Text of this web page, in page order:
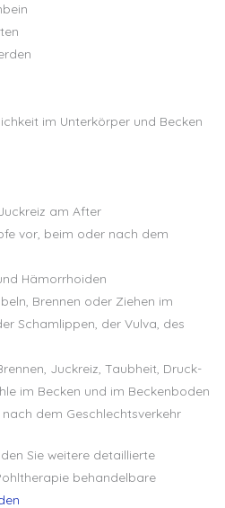
im Unterkörper und Becken
am After
vor, beim oder nach dem
Hämorrhoiden
Brennen oder Ziehen im
Schamlippen, der Vulva, des
Juckreiz, Taubheit, Druck-
im Becken und im Beckenboden
dem Geschlechtsverkehr
Sie weitere detaillierte
behandelbare